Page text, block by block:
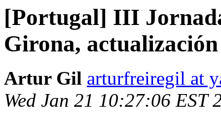
[Portugal] III
Girona,
Artur Gil arturfreiregil at
Wed Jan 21 10:27:06 EST